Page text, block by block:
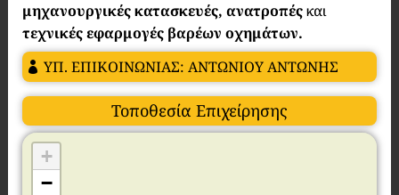
μηχανουργικές κατασκευές, ανατροπέςκαι
τεχνικές εφαρμογές βαρέων οχημάτων.
ΥΠ. ΕΠΙΚΟΙΝΩΝΙΑΣ: ΑΝΤΩΝΙΟΥ ΑΝΤΩΝΗΣ
Τοποθεσία Επιχείρησης
+
−